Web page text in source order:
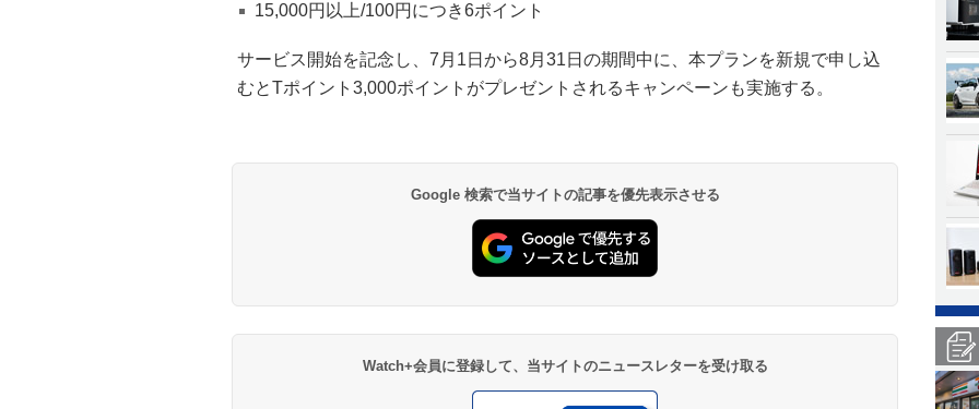
15,000円以上/100円につき6ポイント
サービス開始を記念し、7月1日から8月31日の期間中に、本プランを新規で申し込
むとTポイント3,000ポイントがプレゼントされるキャンペーンも実施する。
Google 検索で当サイトの記事を優先表示させる
Watch+会員に登録して、当サイトのニュースレターを受け取る